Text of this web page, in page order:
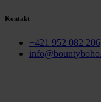
Kontakt
+421 952 082 206